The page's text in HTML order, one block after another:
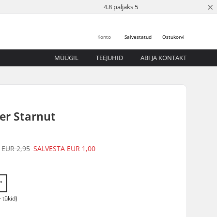
4.8 paljaks 5 ×
Ostukorvi
Salvestatud
Konto
MÜÜGIL TEEJUHID ABI JA KONTAKT
Starnut
EUR 2,95 SALVESTA EUR 1,00
tükid)